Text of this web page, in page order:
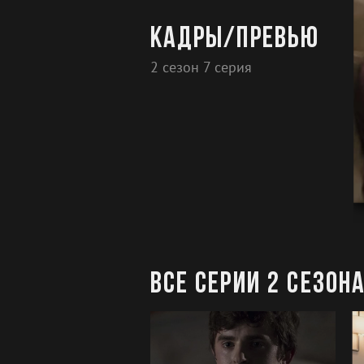
Кадры/превью
2 сезон 7 серия
Все серии 2